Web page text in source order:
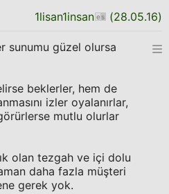
1lisan1insan (28.05.16)
sunumu güzel olursa
beklerler, hem de
izler oyalanırlar,
mutlu olurlar
olan tezgah ve içi dolu
daha fazla müşteri
gerek yok.